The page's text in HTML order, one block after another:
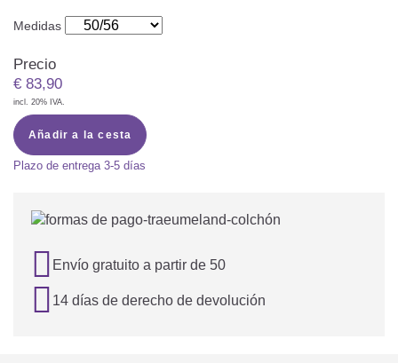
Medidas
Precio
€ 83,90
incl. 20% IVA.
Añadir a la cesta
Plazo de entrega 3-5 días
 Envío gratuito a partir de 50
 14 días de derecho de devolución